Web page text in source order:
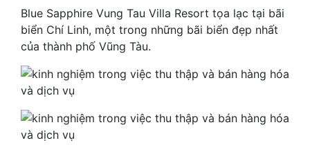
Blue Sapphire Vung Tau Villa Resort tọa lạc tại bãi
biển Chí Linh, một trong những bãi biển đẹp nhất
của thành phố Vũng Tàu.